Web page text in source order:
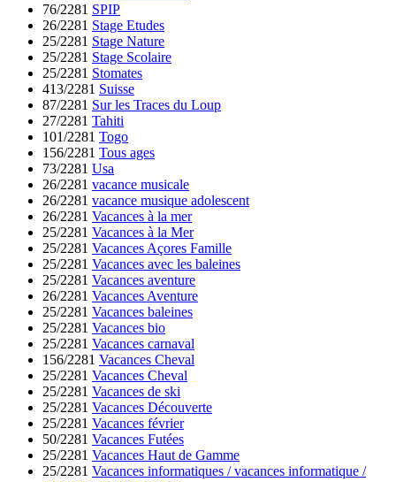
76/2281 SPIP
26/2281 Stage Etudes
25/2281 Stage Nature
25/2281 Stage Scolaire
25/2281 Stomates
413/2281 Suisse
87/2281 Sur les Traces du Loup
27/2281 Tahiti
101/2281 Togo
156/2281 Tous ages
73/2281 Usa
26/2281 vacance musicale
26/2281 vacance musique adolescent
26/2281 Vacances à la mer
25/2281 Vacances à la Mer
25/2281 Vacances Açores Famille
25/2281 Vacances avec les baleines
25/2281 Vacances aventure
26/2281 Vacances Aventure
25/2281 Vacances baleines
25/2281 Vacances bio
25/2281 Vacances carnaval
156/2281 Vacances Cheval
25/2281 Vacances Cheval
25/2281 Vacances de ski
25/2281 Vacances Découverte
25/2281 Vacances février
50/2281 Vacances Futées
25/2281 Vacances Haut de Gamme
25/2281 Vacances informatiques / vacances informatique /